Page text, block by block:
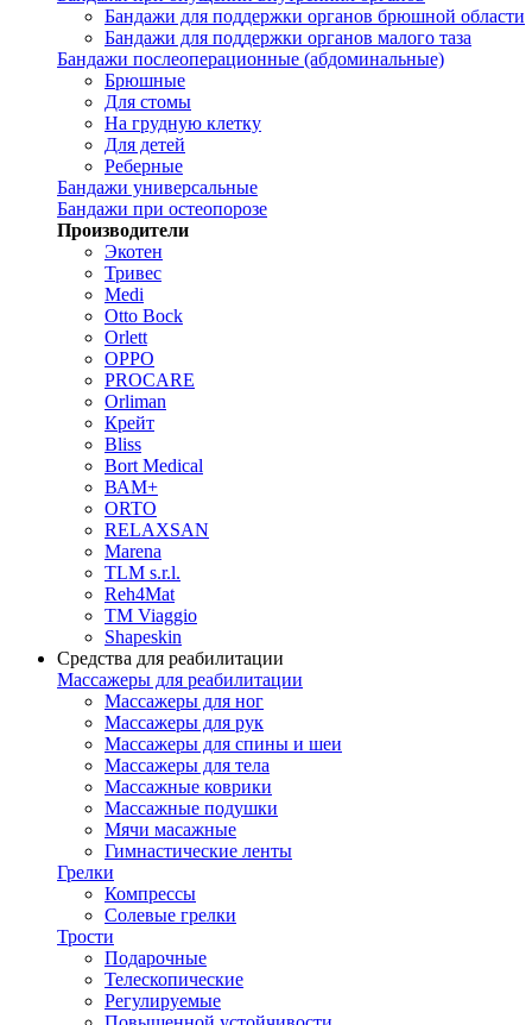
Бандажи для поддержки органов брюшной области
Бандажи для поддержки органов малого таза
Бандажи послеоперационные (абдоминальные)
Брюшные
Для стомы
На грудную клетку
Для детей
Реберные
Бандажи универсальные
Бандажи при остеопорозе
Производители
Экотен
Тривес
Medi
Otto Bock
Orlett
OPPO
PROCARE
Orliman
Крейт
Bliss
Bort Medical
ВАМ+
ORTO
RELAXSAN
Marena
TLM s.r.l.
Reh4Mat
TM Viaggio
Shapeskin
Средства для реабилитации
Массажеры для реабилитации
Массажеры для ног
Массажеры для рук
Массажеры для спины и шеи
Массажеры для тела
Массажные коврики
Массажные подушки
Мячи масажные
Гимнастические ленты
Грелки
Компрессы
Солевые грелки
Трости
Подарочные
Телескопические
Регулируемые